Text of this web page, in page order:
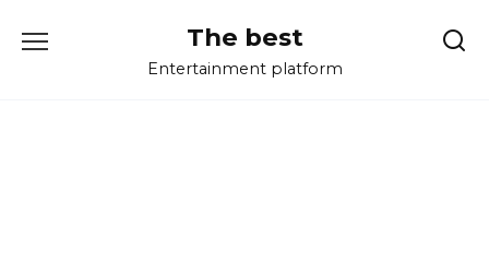
The best
Entertainment platform